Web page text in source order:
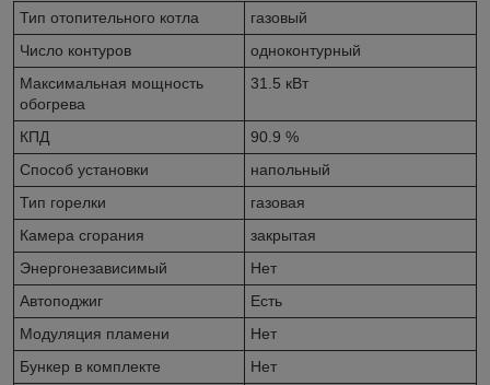
Тип отопительного котла
газовый
Число контуров
одноконтурный
Максимальная мощность
обогрева
31.5 кВт
КПД
90.9 %
Способ установки
напольный
Тип горелки
газовая
Камера сгорания
закрытая
Энергонезависимый
Нет
Автоподжиг
Есть
Модуляция пламени
Нет
Бункер в комплекте
Нет